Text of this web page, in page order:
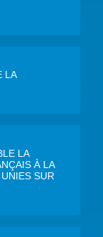
LA
LA
À LA
SUR